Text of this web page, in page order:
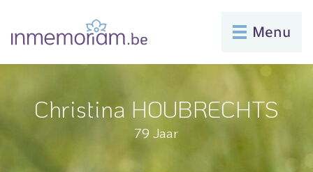
Menu
Christina HOUBRECHTS
79 Jaar